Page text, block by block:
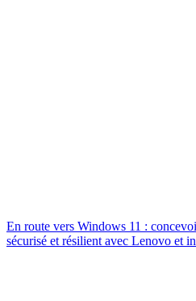
En route vers Windows 11 :
sécurisé et résilient avec Lenovo et